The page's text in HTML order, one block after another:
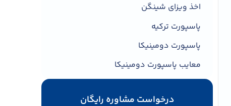
اخذ ویزای شینگن
پاسپورت ترکیه
پاسپورت دومینیکا
معایب پاسپورت دومینیکا
درخواست مشاوره رایگان